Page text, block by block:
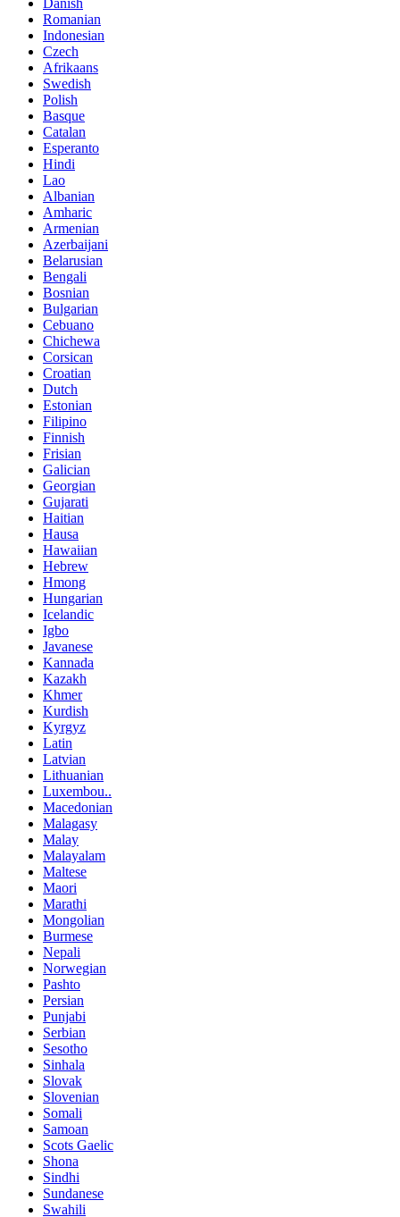
Romanian
Indonesian
Czech
Afrikaans
Swedish
Polish
Basque
Catalan
Esperanto
Hindi
Lao
Albanian
Amharic
Armenian
Azerbaijani
Belarusian
Bengali
Bosnian
Bulgarian
Cebuano
Chichewa
Corsican
Croatian
Dutch
Estonian
Filipino
Finnish
Frisian
Galician
Georgian
Gujarati
Haitian
Hausa
Hawaiian
Hebrew
Hmong
Hungarian
Icelandic
Igbo
Javanese
Kannada
Kazakh
Khmer
Kurdish
Kyrgyz
Latin
Latvian
Lithuanian
Luxembou..
Macedonian
Malagasy
Malay
Malayalam
Maltese
Maori
Marathi
Mongolian
Burmese
Nepali
Norwegian
Pashto
Persian
Punjabi
Serbian
Sesotho
Sinhala
Slovak
Slovenian
Somali
Samoan
Scots Gaelic
Shona
Sindhi
Sundanese
Swahili